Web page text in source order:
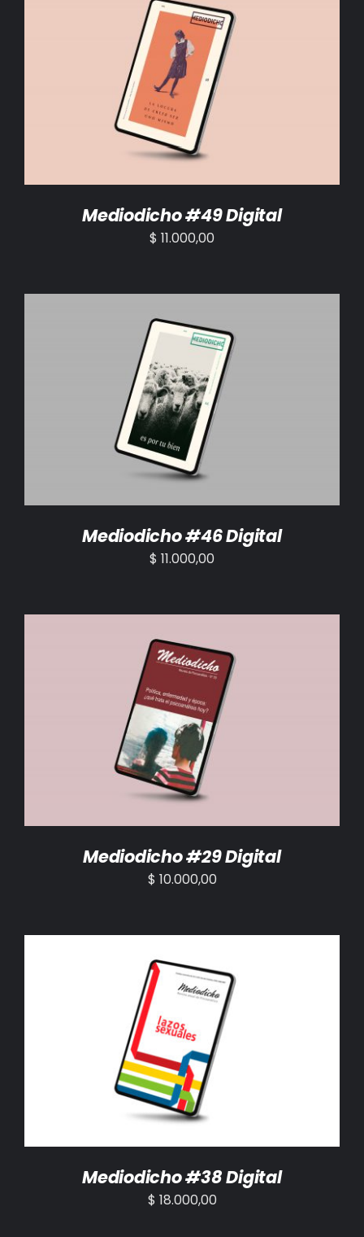
AÑADIR AL CARRITO /
Mediodicho #49 Digital
$ 11.000,00
AÑADIR AL CARRITO /
Mediodicho #46 Digital
$ 11.000,00
AÑADIR AL CARRITO /
Mediodicho #29 Digital
$ 10.000,00
AÑADIR AL CARRITO /
Mediodicho #38 Digital
$ 18.000,00